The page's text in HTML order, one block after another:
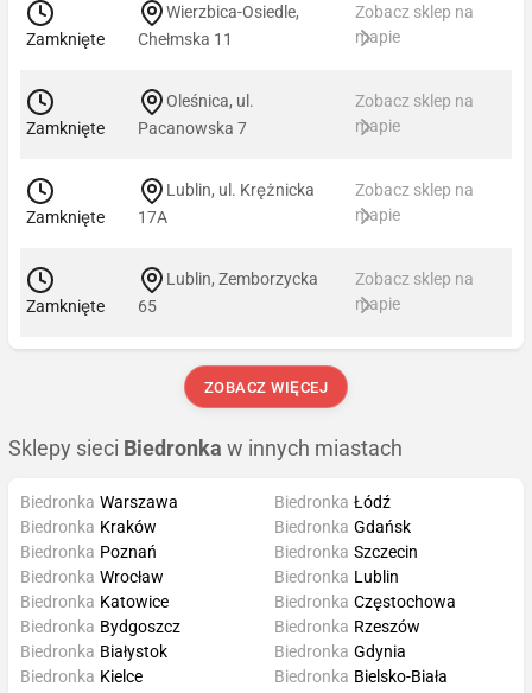
Zamknięte
Wierzbica-Osiedle,
Chełmska 11
Zobacz sklep na
mapie
Zamknięte
Oleśnica, ul.
Pacanowska 7
Zobacz sklep na
mapie
Zamknięte
Lublin, ul. Krężnicka
17A
Zobacz sklep na
mapie
Zamknięte
Lublin, Zemborzycka
65
Zobacz sklep na
mapie
ZOBACZ WIĘCEJ
Sklepy sieci Biedronka w innych miastach
Biedronka Warszawa
Biedronka Kraków
Biedronka Poznań
Biedronka Wrocław
Biedronka Łódź
Biedronka Gdańsk
Biedronka Szczecin
Biedronka Lublin
Biedronka Katowice
Biedronka Bydgoszcz
Biedronka Białystok
Biedronka Kielce
Biedronka Częstochowa
Biedronka Rzeszów
Biedronka Gdynia
Biedronka Bielsko-Biała